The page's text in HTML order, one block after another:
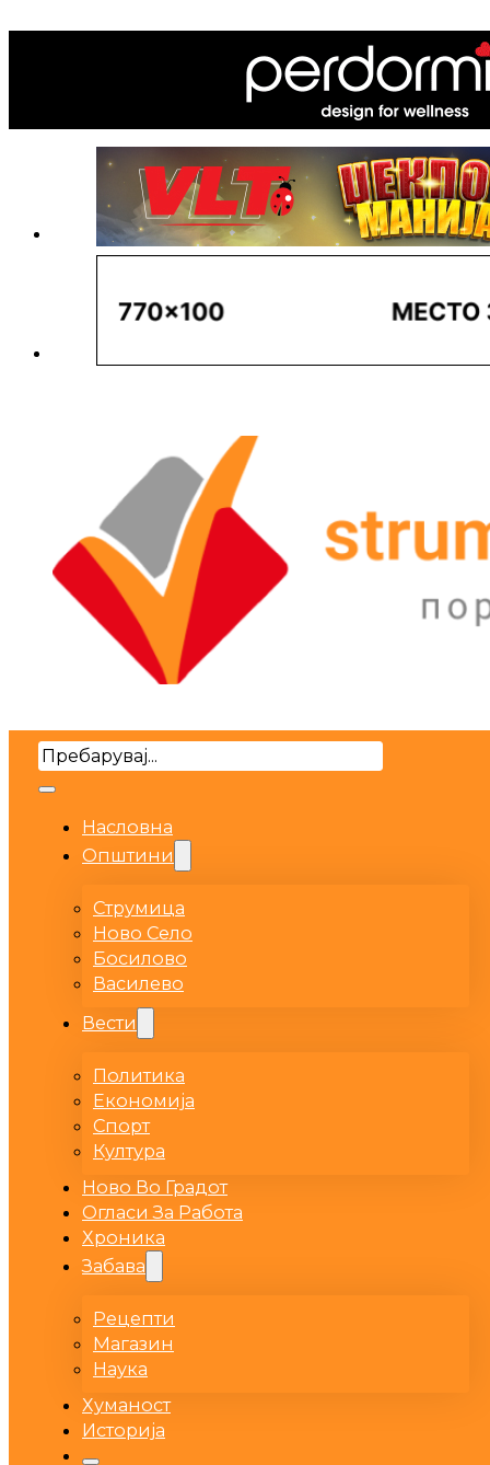
Search
Насловна
Општини
Струмица
Ново Село
Босилово
Василево
Вести
Политика
Економија
Спорт
Култура
Ново Во Градот
Огласи За Работа
Хроника
Забава
Рецепти
Магазин
Наука
Хуманост
Историја